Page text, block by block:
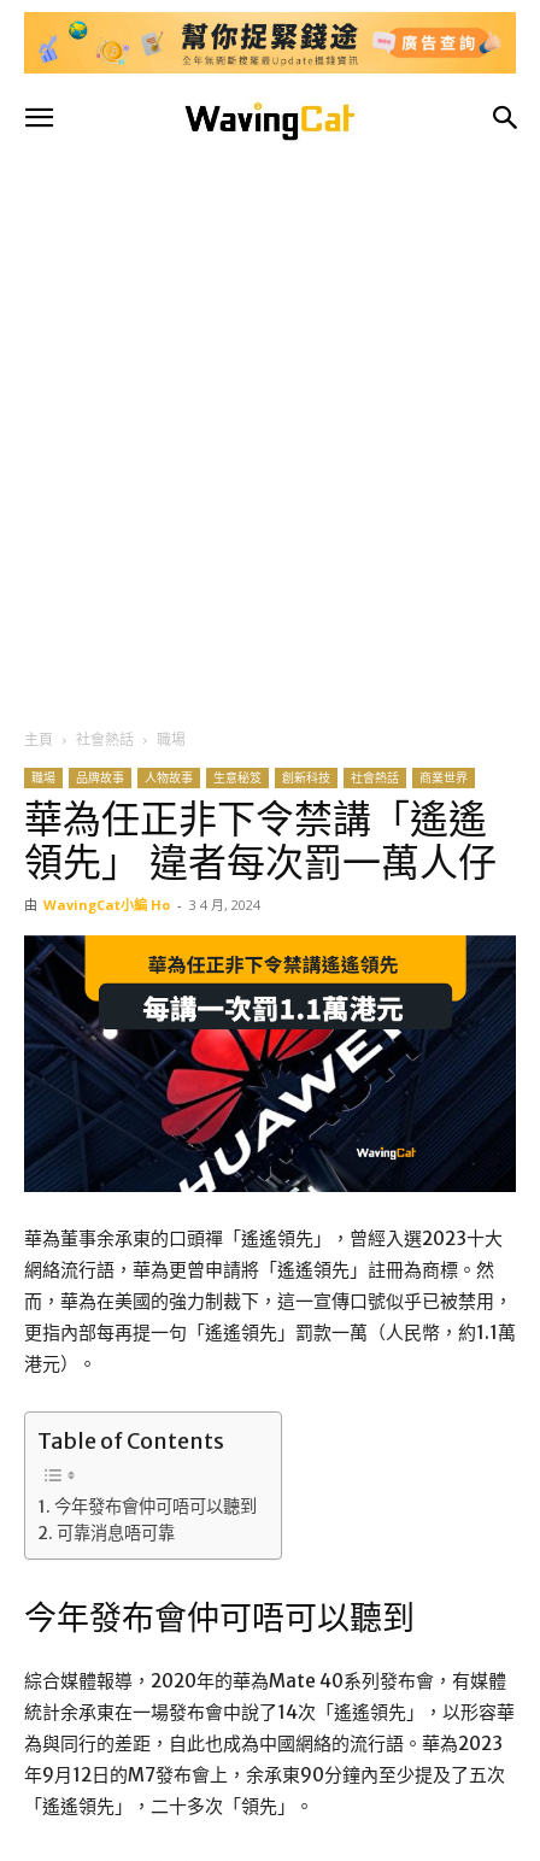
主頁 社會熱話 職場
職場 品牌故事 人物故事 生意秘笈 創新科技 社會熱話 商業世界
華為任正非下令禁講「遙遙
領先」 違者每次罰一萬人仔
由 WavingCat小編 Ho - 3 4 月, 2024
華為董事余承東的口頭禪「遙遙領先」，曾經入選2023十大
網絡流行語，華為更曾申請將「遙遙領先」註冊為商標。然
而，華為在美國的強力制裁下，這一宣傳口號似乎已被禁用，
更指內部每再提一句「遙遙領先」罰款一萬（人民幣，約1.1萬
港元）。
Table of Contents
今年發布會仲可唔可以聽到
可靠消息唔可靠
今年發布會仲可唔可以聽到
綜合媒體報導，2020年的華為Mate 40系列發布會，有媒體
統計余承東在一場發布會中說了14次「遙遙領先」，以形容華
為與同行的差距，自此也成為中國網絡的流行語。華為2023
年9月12日的M7發布會上，余承東90分鐘內至少提及了五次
「遙遙領先」，二十多次「領先」。